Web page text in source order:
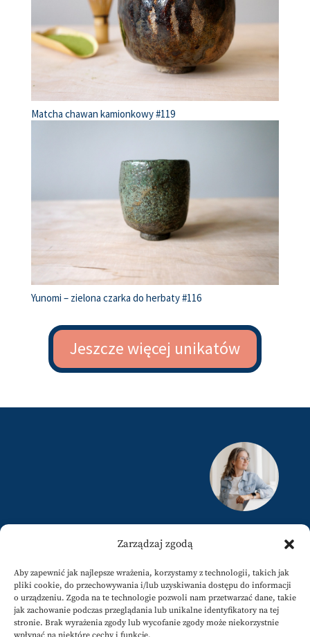
Zarządzaj zgodą
Aby zapewnić jak najlepsze wrażenia, korzystamy z technologii, takich jak
pliki cookie, do przechowywania i/lub uzyskiwania dostępu do informacji
o urządzeniu. Zgoda na te technologie pozwoli nam przetwarzać dane, takie
jak zachowanie podczas przeglądania lub unikalne identyfikatory na tej
stronie. Brak wyrażenia zgody lub wycofanie zgody może niekorzystnie
Matcha chawan kamionkowy #119
Yunomi – zielona czarka do herbaty #116
Jeszcze więcej unikatów
justyna@karamuz.pl
+34 617808858